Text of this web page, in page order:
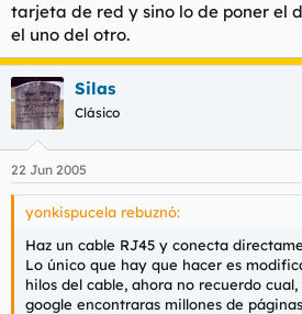
tarjeta de red y sino lo de poner el
el uno del otro.
Silas
Clásico
22 Jun 2005
yonkispucela rebuznó:
Haz un cable RJ45 y conecta
Lo único que hay que hacer es
hilos del cable, ahora no recuerdo
google encontraras millones de